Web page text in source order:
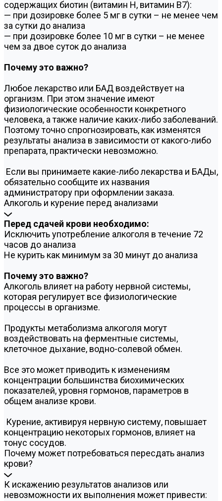
содержащих биотин (витамин Н, витамин В7):
— при дозировке более 5 мг в сутки – не менее чем
за сутки до анализа
— при дозировке более 10 мг в сутки – не менее
чем за двое суток до анализа
Почему это важно?
Любое лекарство или БАД воздействует на
организм. При этом значение имеют
физиологические особенности конкретного
человека, а также наличие каких-либо заболеваний.
Поэтому точно спрогнозировать, как изменятся
результаты анализа в зависимости от какого-либо
препарата, практически невозможно.
Если вы принимаете какие-либо лекарства и БАДы,
обязательно сообщите их названия
администратору при оформлении заказа.
Алкоголь и курение перед анализами
Перед сдачей крови необходимо:
Исключить употребление алкоголя в течение 72
часов до анализа
Не курить как минимум за 30 минут до анализа
Почему это важно?
Алкоголь влияет на работу нервной системы,
которая регулирует все физиологические
процессы в организме.
Продукты метаболизма алкоголя могут
воздействовать на ферментные системы,
клеточное дыхание, водно-солевой обмен.
Все это может приводить к изменениям
концентрации большинства биохимических
показателей, уровня гормонов, параметров в
общем анализе крови.
Курение, активируя нервную систему, повышает
концентрацию некоторых гормонов, влияет на
тонус сосудов.
Почему может потребоваться пересдать анализ
крови?
К искажению результатов анализов или
невозможности их выполнения может привести: